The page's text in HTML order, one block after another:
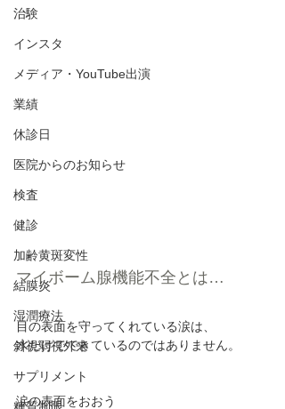
治験
インスタ
メディア・YouTube出演
業績
休診日
医院からのお知らせ
検査
健診
加齢黄斑変性
結膜炎
湿潤療法
斜視弱視外来
サプリメント
マイボーム腺機能不全とは…
目の表面を守ってくれている涙は、
水だけでできているのではありません。
涙の表面をおおう﻿